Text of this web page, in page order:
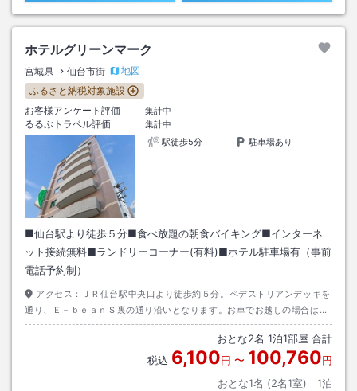
ホテルグリーンマーク
宮城県 仙台市街
地図
ふるさと納税対象施設
お客様アンケート評価
集計中
るるぶトラベル評価
集計中
駅徒歩5分
駐車場あり
■仙台駅より徒歩５分■食べ放題の朝食バイキング■インターネ
ット接続無料■ランドリーコーナー(有料)■ホテル駐車場有（事前
電話予約制）
アクセス：
ＪＲ仙台駅中央口より徒歩約５分。ペデストリアンデッキを
通り、Ｅ－ｂｅａｎＳ裏の通り沿いとなります。お車でお越しの場合はホ
テル駐車場をご案内いたします。（事前電話予約制）
おとな2名 1泊1部屋 合計
税込 6,100円 〜 100,760円
おとな1名 (2名1室)｜ 1泊